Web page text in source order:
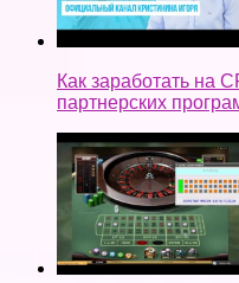
Как заработать на
партнерских